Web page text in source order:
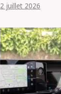
2 juillet 2026